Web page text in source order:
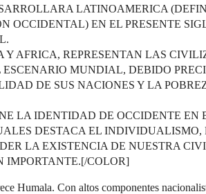
LATINOAMERICA
OCCIDENTAL) EN EL PRESENTE
AFRICA, REPRESENTAN LAS
MUNDIAL, DEBIDO
DE SUS NACIONES Y LA
LA IDENTIDAD DE OCCIDENTE EN
DESTACA EL INDIVIDUALISMO,
LA EXISTENCIA DE NUESTRA
IMPORTANTE.[/COLOR]
Humala. Con altos componentes